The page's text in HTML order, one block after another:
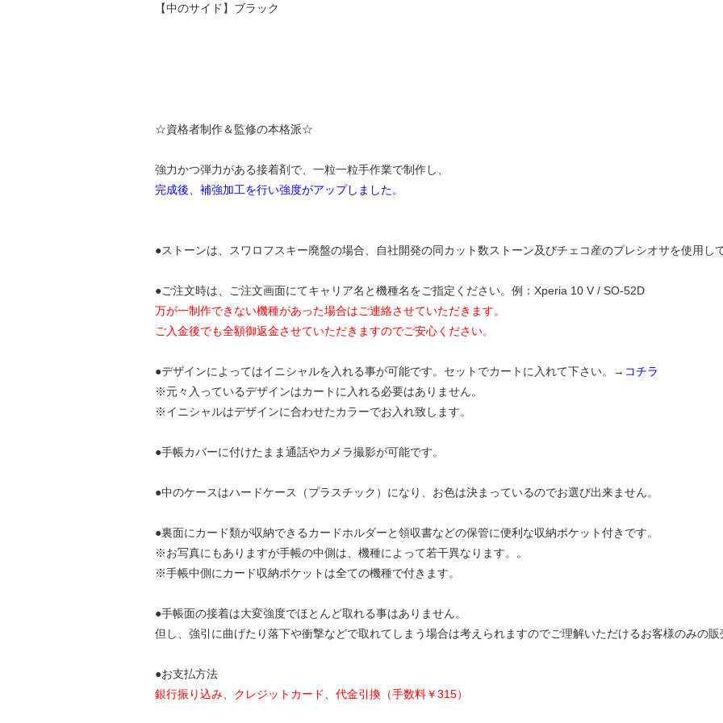
【中のサイド】ブラック
☆資格者制作＆監修の本格派☆
強力かつ弾力がある接着剤で、一粒一粒手作業で制作し、
完成後、補強加工を行い強度がアップしました。
●ストーンは、スワロフスキー廃盤の場合、自社開発の同カット数ストーン及びチェコ産のプレシオサを使用し
●ご注文時は、ご注文画面にてキャリア名と機種名をご指定ください。例：Xperia 10 V / SO-52D
万が一制作できない機種があった場合はご連絡させていただきます。
ご入金後でも全額御返金させていただきますのでご安心ください。
●デザインによってはイニシャルを入れる事が可能です。セットでカートに入れて下さい。→ コチラ
※元々入っているデザインはカートに入れる必要はありません。
※イニシャルはデザインに合わせたカラーでお入れ致します。
●手帳カバーに付けたまま通話やカメラ撮影が可能です。
●中のケースはハードケース（プラスチック）になり、お色は決まっているのでお選び出来ません。
●裏面にカード類が収納できるカードホルダーと領収書などの保管に便利な収納ポケット付きです。
※お写真にもありますが手帳の中側は、機種によって若干異なります。。
※手帳中側にカード収納ポケットは全ての機種で付きます。
●手帳面の接着は大変強度でほとんど取れる事はありません。
但し、強引に曲げたり落下や衝撃などで取れてしまう場合は考えられますのでご理解いただけるお客様のみの販
●お支払方法
銀行振り込み、クレジットカード、代金引換（手数料￥315）